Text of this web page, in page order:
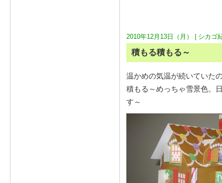
2010年12月13日（月） | シカゴ
積もる積もる～
温かめの気温が続いていた
積もる～めっちゃ雪景色。
す～